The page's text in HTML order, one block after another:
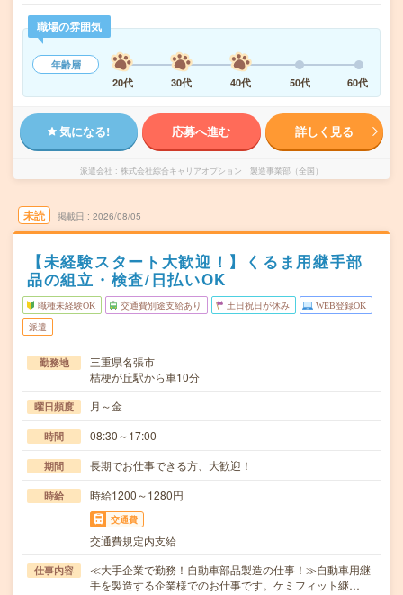
職場の雰囲気
年齢層
20代
30代 40代 50代 60代
気になる! 応募へ進む 詳しく見る
派遣会社 株式会社綜合キャリアオプション 製造事業部（全国）
未読 掲載日 2026/08/05
【未経験スタート大歓迎！】くるま用継手部
品の組立・検査/日払いOK
職種未経験OK 交通費別途支給あり 土日祝日が休み WEB登録OK
派遣
勤務地
三重県名張市
桔梗が丘駅から車10分
曜日頻度 月～金
時間 08:30～17:00
期間 長期でお仕事できる方、大歓迎！
時給 時給1200～1280円
交通費
交通費規定内支給
仕事内容
≪大手企業で勤務！自動車部品製造の仕事！≫自動車用継
手を製造する企業様でのお仕事です。ケミフィット継…